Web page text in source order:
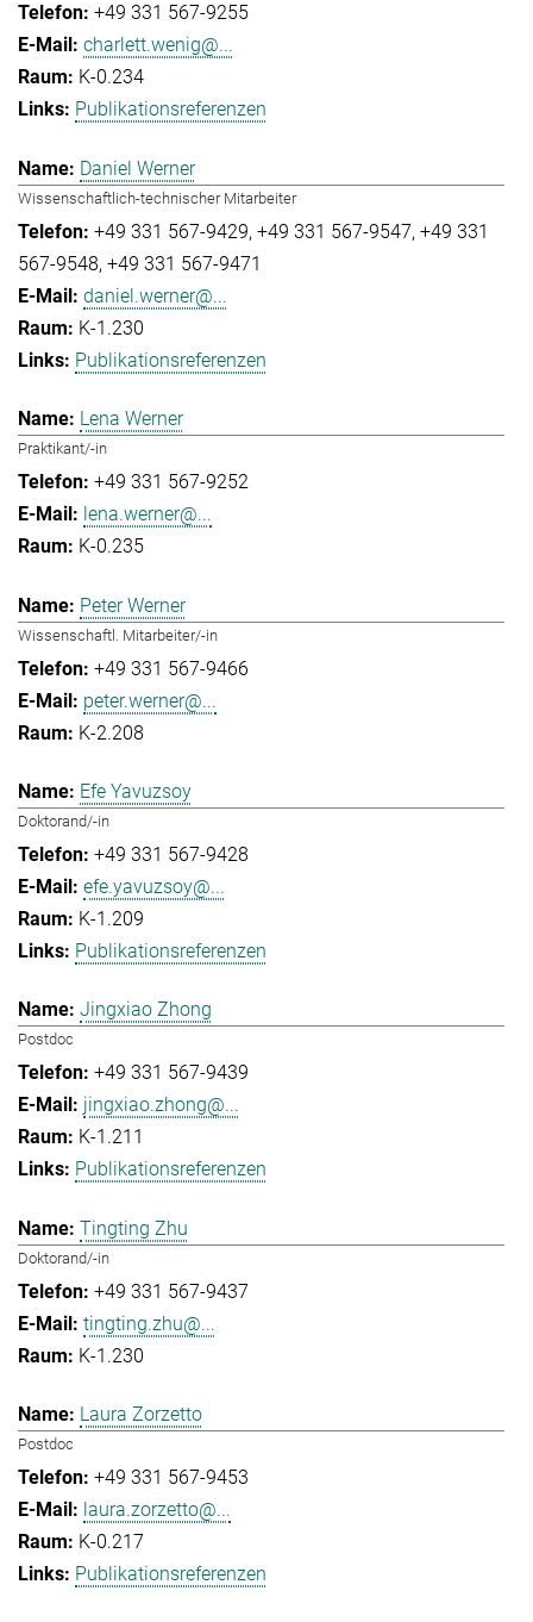
+49 331 567-9255
charlett.wenig@...
K-0.234
Publikationsreferenzen
Daniel Werner
Wissenschaftlich-technischer Mitarbeiter
+49 331 567-9429 +49 331 567-9547 +49 331
567-9548 +49 331 567-9471
daniel.werner@...
K-1.230
Publikationsreferenzen
Lena Werner
Praktikant/-in
+49 331 567-9252
lena.werner@...
K-0.235
Peter Werner
Wissenschaftl. Mitarbeiter/-in
+49 331 567-9466
peter.werner@...
K-2.208
Efe Yavuzsoy
Doktorand/-in
+49 331 567-9428
efe.yavuzsoy@...
K-1.209
Publikationsreferenzen
Jingxiao Zhong
Postdoc
+49 331 567-9439
jingxiao.zhong@...
K-1.211
Publikationsreferenzen
Tingting Zhu
Doktorand/-in
+49 331 567-9437
tingting.zhu@...
K-1.230
Laura Zorzetto
Postdoc
+49 331 567-9453
laura.zorzetto@...
K-0.217
Publikationsreferenzen